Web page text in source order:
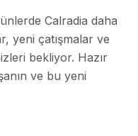
Calradia daha
yeni çatışmalar ve
bekliyor. Hazır
ve bu yeni